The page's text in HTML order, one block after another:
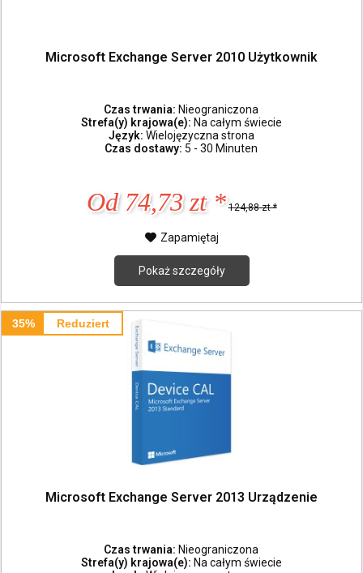
Microsoft Exchange Server 2010 Użytkownik
Czas trwania: Nieograniczona
Strefa(y) krajowa(e): Na całym świecie
Język: Wielojęzyczna strona
Czas dostawy: 5 - 30 Minuten
Od 74,73 zt * 124,88 zt *
Zapamiętaj
Pokaż szczegóły
35% Reduziert
Microsoft Exchange Server 2013 Urządzenie
Czas trwania: Nieograniczona
Strefa(y) krajowa(e): Na całym świecie